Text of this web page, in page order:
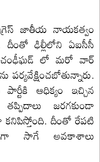
జాతీయ నాయకత్వం
దీంతో ఢిల్లీలోని ఏఐసీసీ
లో మరో వార్
ఆధిక్యం ఇచ్చిన
జరగకుండా
దీంతో రేపటి
సాగే అవకాశాలు